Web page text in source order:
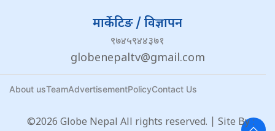
मार्केटिङ / विज्ञापन
९७४५९४४३७१
globenepaltv@gmail.com
About usTeamAdvertisementPolicyContact Us
©2026 Globe Nepal All rights reserved. | Site By :